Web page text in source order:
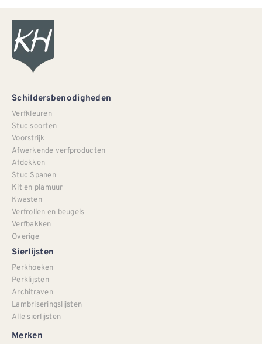
Schildersbenodigheden
Verfkleuren
Stuc soorten
Voorstrijk
Afwerkende verfproducten
Afdekken
Stuc Spanen
Kit en plamuur
Kwasten
Verfrollen en beugels
Verfbakken
Overige
Sierlijsten
Perkhoeken
Perklijsten
Architraven
Lambriseringslijsten
Alle sierlijsten
Merken